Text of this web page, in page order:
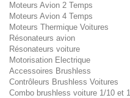
Moteurs Avion 2 Temps
Moteurs Avion 4 Temps
Moteurs Thermique Voitures
Résonateurs avion
Résonateurs voiture
Motorisation Electrique
Accessoires Brushless
Contrôleurs Brushless Voitures
Combo brushless voiture 1/10 et